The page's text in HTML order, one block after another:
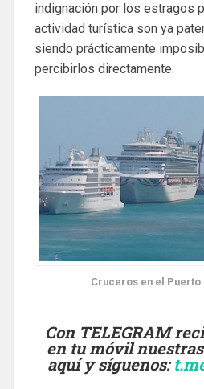
indignación por los estragos
actividad turística son ya
siendo prácticamente
percibirlos directamente.
Cruceros en el Puerto
Con TELEGRAM
en tu móvil
aquí y síguenos: